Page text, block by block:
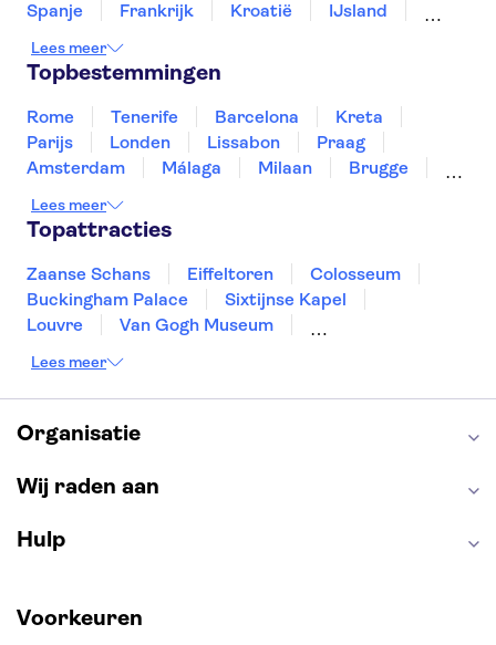
Spanje
Frankrijk Kroatië
IJsland
Noorwegen
Portugal
Thailand
Tunesië
Lees meer
Topbestemmingen
Rome Tenerife Barcelona
Kreta
Parijs
Londen Lissabon
Praag
Amsterdam
Málaga Milaan
Brugge
Den Haag
Utrecht
Haarlem
Leiden
Lees meer
Topattracties
Zaanse Schans Eiffeltoren
Colosseum
Buckingham Palace
Sixtijnse Kapel
Louvre
Van Gogh Museum
Tower of London
Moulin Rouge
Keukenhof
ARTIS
Edinburgh Castle
Alhambra
Lees meer
Organisatie
Wij raden aan
Hulp
Voorkeuren